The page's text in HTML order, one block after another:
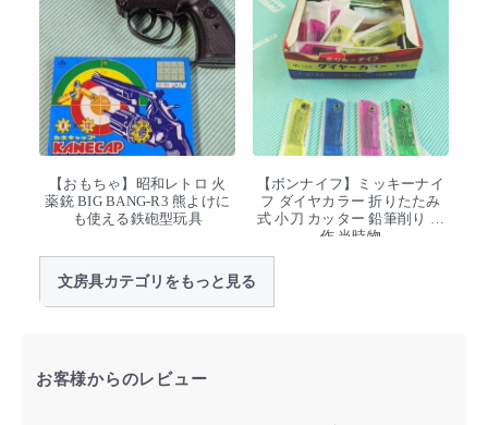
【おもちゃ】昭和レトロ 火
薬銃 BIG BANG-R3 熊よけに
も使える鉄砲型玩具
【ボンナイフ】ミッキーナイ
フ ダイヤカラー 折りたたみ
式 小刀 カッター 鉛筆削り 工
作 当時物
文房具カテゴリをもっと見る
お客様からのレビュー